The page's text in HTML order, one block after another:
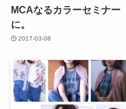
MCAなるカラーセミナー
に。
2017-03-08